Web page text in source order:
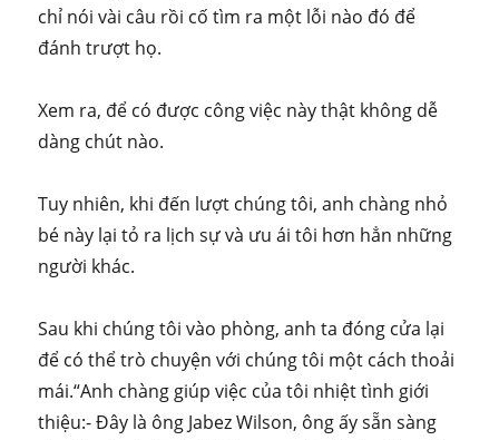
chỉ nói vài câu rồi cố tìm ra một lỗi nào đó để
đánh trượt họ.
Xem ra, để có được công việc này thật không dễ
dàng chút nào.
Tuy nhiên, khi đến lượt chúng tôi, anh chàng nhỏ
bé này lại tỏ ra lịch sự và ưu ái tôi hơn hẳn những
người khác.
Sau khi chúng tôi vào phòng, anh ta đóng cửa lại
để có thể trò chuyện với chúng tôi một cách thoải
mái.“Anh chàng giúp việc của tôi nhiệt tình giới
thiệu:- Đây là ông Jabez Wilson, ông ấy sẵn sàng